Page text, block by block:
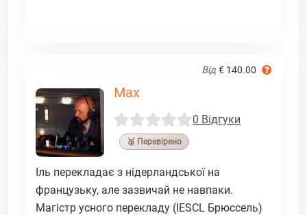
Від € 140.00
Max
0 Відгуки
🥉 Перевірено
Іль перекладає з нідерландської на
французьку, але зазвичай не навпаки.
Магістр усного перекладу (IESCL Брюссель)